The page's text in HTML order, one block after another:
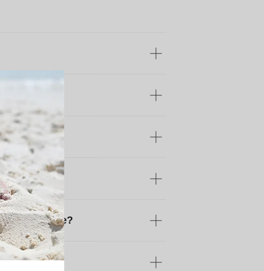
почте?